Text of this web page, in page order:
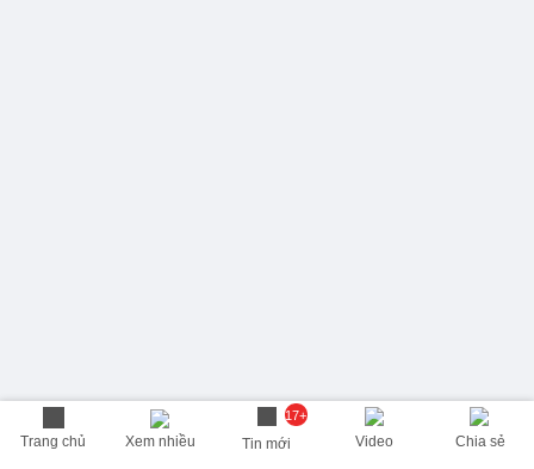
Trang chủ Xem nhiều
17+
Tin mới Video Chia sẻ